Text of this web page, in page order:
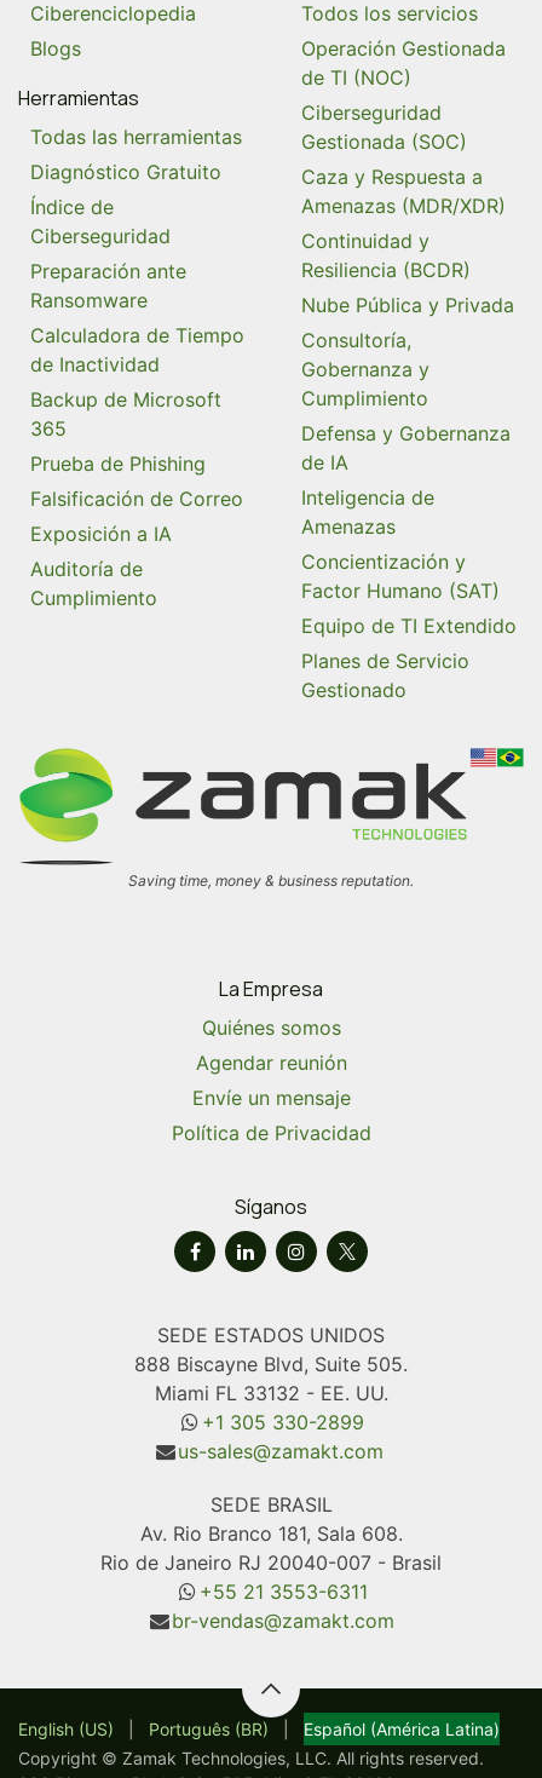
Ciberenciclopedia
Blogs
Herramientas
Todas las herramientas
Diagnóstico Gratuito
Índice de
Ciberseguridad
Preparación ante
Ransomware
Calculadora de Tiempo
de Inactividad
Backup de Microsoft
365
Prueba de Phishing
Falsificación de Correo
Exposición a IA
Auditoría de
Cumplimiento
Todos los servicios
Operación Gestionada
de TI (NOC)
Ciberseguridad
Gestionada (SOC)
Caza y Respuesta a
Amenazas (MDR/XDR)
Continuidad y
Resiliencia (BCDR)
Nube Pública y Privada
Consultoría,
Gobernanza y
Cumplimiento
Defensa y Gobernanza
de IA
Inteligencia de
Amenazas
Concientización y
Factor Humano (SAT)
Equipo de TI Extendido
Planes de Servicio
Gestionado
Saving time, money & business reputation.
La Empresa
Quiénes somos
Agendar reunión
Envíe un mensaje
Política de Privacidad
Síganos
SEDE ESTADOS UNIDOS
888 Biscayne Blvd, Suite 505.
Miami FL 33132 - EE. UU.
+1 305 330-2899
us-sales@zamakt.com
SEDE BRASIL
Av. Rio Branco 181, Sala 608.
Rio de Janeiro RJ 20040-007 - Brasil
+55 21 3553-6311
br-vendas@zamakt.com
Copyright © Zamak Technologies, LLC. All rights reserved.
English (US) Português (BR) Español (América Latina)